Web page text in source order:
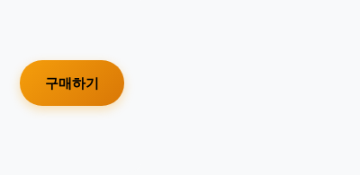
구매하기